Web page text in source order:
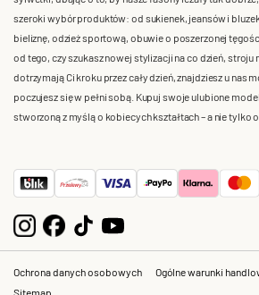
szeroki wybór produktów: od sukienek, jeansów i
bieliznę, odzież sportową, obuwie o poszerzonej
od tego, czy szukasz nowej stylizacji na co dzień, stroju
dotrzymają Ci kroku przez cały dzień, znajdziesz u nas
poczujesz się w pełni sobą. Kupuj swoje ulubione
stworzoną z myślą o kobiecych kształtach – a nie tylko
Ochrona danych osobowych Ogólne warunki
Sitemap